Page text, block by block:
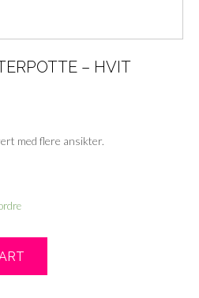
– HVIT
med flere ansikter.